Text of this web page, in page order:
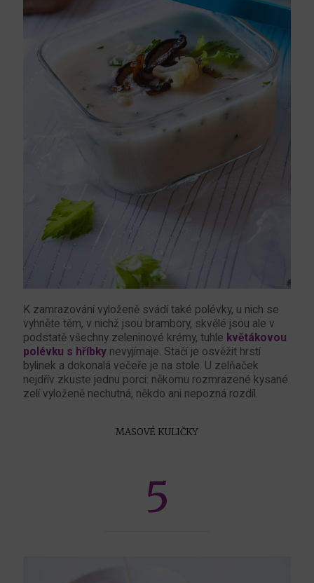
K zamrazování vyloženě svádí také polévky, u nich se
vyhněte těm, v nichž jsou brambory, skvělé jsou ale v
podstatě všechny zeleninové krémy, tuhle květákovou
polévku s hříbky nevyjímaje. Stačí je osvěžit hrstí
bylinek a dokonalá večeře je na stole. U zelňaček
nejdřív zkuste jednu porci: někomu rozmrazené kysané
zelí vyloženě nechutná, někdo ani nepozná rozdíl.
MASOVÉ KULIČKY
5